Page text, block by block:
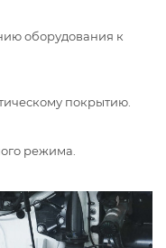
оборудования к
покрытию.
режима.